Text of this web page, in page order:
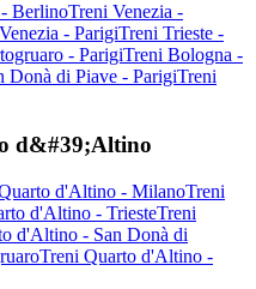
BerlinoTreni Venezia -
- ParigiTreni Trieste -
- ParigiTreni Bologna -
Donà di Piave - ParigiTreni
d&#39;Altino
d'Altino - MilanoTreni
d'Altino - TriesteTreni
d'Altino - San Donà di
Treni Quarto d'Altino -